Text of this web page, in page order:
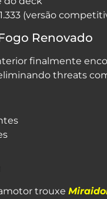
(versão
Renovado
finalmente
threats
trouxe